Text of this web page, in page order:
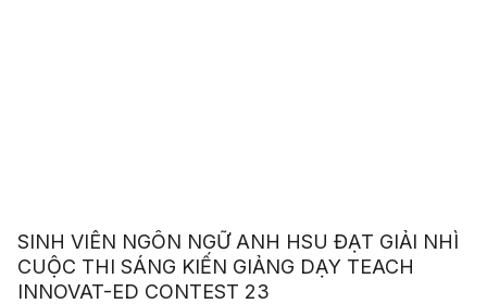
SINH VIÊN NGÔN NGỮ ANH HSU ĐẠT GIẢI NHÌ
CUỘC THI SÁNG KIẾN GIẢNG DẠY TEACH
INNOVAT-ED CONTEST 23